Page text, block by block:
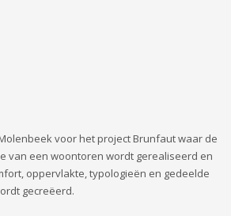
voor het project Brunfaut waar de
van een woontoren wordt gerealiseerd en
oppervlakte, typologieën en gedeelde
gecreëerd.